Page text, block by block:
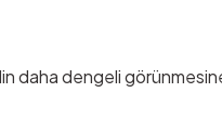
daha dengeli